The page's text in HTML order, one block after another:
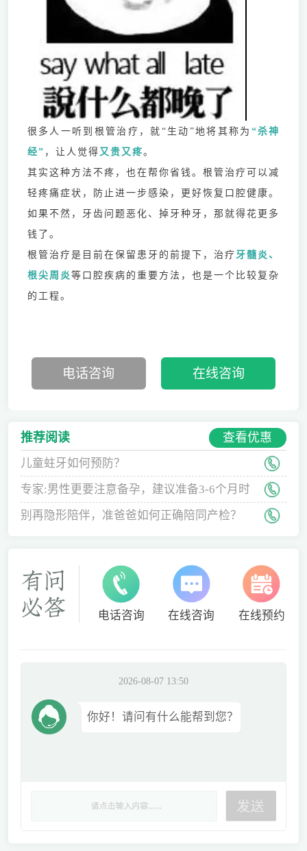
很多人一听到根管治疗，就“生动”地将其称为 “杀神
经” ，让人觉得 又贵又疼。
其实这种方法不疼，也在帮你省钱。根管治疗可以减
轻疼痛症状，防止进一步感染，更好恢复口腔健康。
如果不然，牙齿问题恶化、掉牙种牙，那就得花更多
钱了。
根管治疗是目前在保留患牙的前提下，治疗 牙髓炎、
根尖周炎 等口腔疾病的重要方法，也是一个比较复杂
的工程。
电话咨询 在线咨询
推荐阅读 查看优惠
儿童蛀牙如何预防？
专家:男性更要注意备孕，建议准备3-6个月时
间
别再隐形陪伴，准爸爸如何正确陪同产检？
电话咨询 在线咨询 在线预约
2026-08-07 13:50
你好！请问有什么能帮到您？